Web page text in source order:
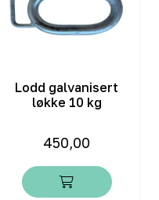
Lodd galvanisert
løkke 10 kg
450,00